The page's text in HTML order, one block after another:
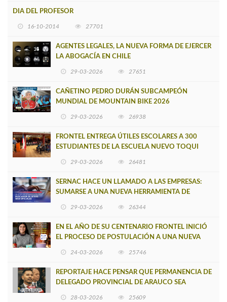
DIA DEL PROFESOR
16-10-2014 27701
AGENTES LEGALES, LA NUEVA FORMA DE EJERCER
LA ABOGACÍA EN CHILE
29-03-2026 27651
CAÑETINO PEDRO DURÁN SUBCAMPEÓN
MUNDIAL DE MOUNTAIN BIKE 2026
29-03-2026 26938
FRONTEL ENTREGA ÚTILES ESCOLARES A 300
ESTUDIANTES DE LA ESCUELA NUEVO TOQUI
29-03-2026 26481
SERNAC HACE UN LLAMADO A LAS EMPRESAS:
SUMARSE A UNA NUEVA HERRAMIENTA DE
29-03-2026 26344
EN EL AÑO DE SU CENTENARIO FRONTEL INICIÓ
EL PROCESO DE POSTULACIÓN A UNA NUEVA
24-03-2026 25746
REPORTAJE HACE PENSAR QUE PERMANENCIA DE
DELEGADO PROVINCIAL DE ARAUCO SEA
28-03-2026 25609